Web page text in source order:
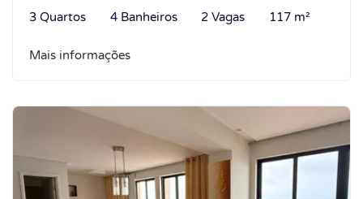
3 Quartos 4 Banheiros 2 Vagas 117 m²
Mais informações